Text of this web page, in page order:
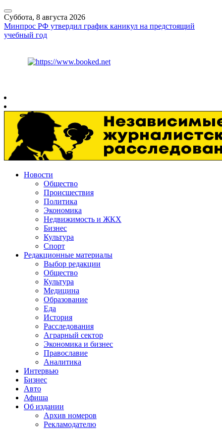
Суббота, 8 августа 2026
Минпрос РФ утвердил график каникул на предстоящий
учебный год
Новости
Общество
Происшествия
Политика
Экономика
Недвижимость и ЖКХ
Бизнес
Культура
Спорт
Редакционные материалы
Выбор редакции
Общество
Культура
Медицина
Образование
Еда
История
Расследования
Аграрный сектор
Экономика и бизнес
Православие
Аналитика
Интервью
Бизнес
Авто
Афиша
Об издании
Архив номеров
Рекламодателю